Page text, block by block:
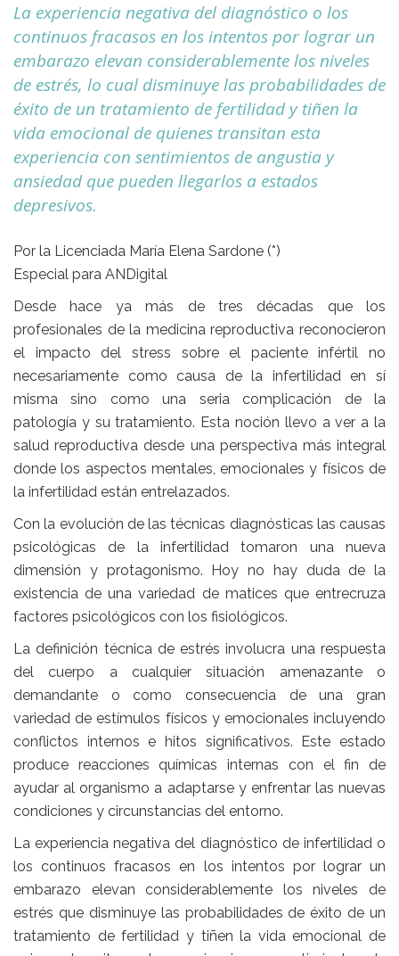
La experiencia negativa del diagnóstico o los
continuos fracasos en los intentos por lograr un
embarazo elevan considerablemente los niveles
de estrés, lo cual disminuye las probabilidades de
éxito de un tratamiento de fertilidad y tiñen la
vida emocional de quienes transitan esta
experiencia con sentimientos de angustia y
ansiedad que pueden llegarlos a estados
depresivos.
Por la Licenciada María Elena Sardone (*)
Especial para ANDigital
Desde hace ya más de tres décadas que los
profesionales de la medicina reproductiva reconocieron
el impacto del stress sobre el paciente infértil no
necesariamente como causa de la infertilidad en sí
misma sino como una seria complicación de la
patología y su tratamiento. Esta noción llevo a ver a la
salud reproductiva desde una perspectiva más integral
donde los aspectos mentales, emocionales y físicos de
la infertilidad están entrelazados.
Con la evolución de las técnicas diagnósticas las causas
psicológicas de la infertilidad tomaron una nueva
dimensión y protagonismo. Hoy no hay duda de la
existencia de una variedad de matices que entrecruza
factores psicológicos con los fisiológicos.
La definición técnica de estrés involucra una respuesta
del cuerpo a cualquier situación amenazante o
demandante o como consecuencia de una gran
variedad de estímulos físicos y emocionales incluyendo
conflictos internos e hitos significativos. Este estado
produce reacciones químicas internas con el fin de
ayudar al organismo a adaptarse y enfrentar las nuevas
condiciones y circunstancias del entorno.
La experiencia negativa del diagnóstico de infertilidad o
los continuos fracasos en los intentos por lograr un
embarazo elevan considerablemente los niveles de
estrés que disminuye las probabilidades de éxito de un
tratamiento de fertilidad y tiñen la vida emocional de